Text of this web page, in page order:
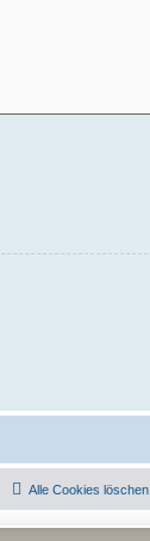
Alle Cookies löschen